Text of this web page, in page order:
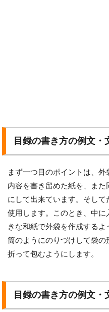
目録の書き方の例文・
まず一つ目のポイントは、
内容を書き留めた紙を、また
にして出来ています。そし
使用します。このとき、中
きな和紙で外袋を作成する
筒のようにのりづけして袋
折って包むようにします。
目録の書き方の例文・